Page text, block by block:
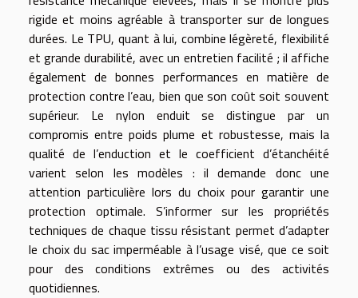
rigide et moins agréable à transporter sur de longues
durées. Le TPU, quant à lui, combine légèreté, flexibilité
et grande durabilité, avec un entretien facilité ; il affiche
également de bonnes performances en matière de
protection contre l’eau, bien que son coût soit souvent
supérieur. Le nylon enduit se distingue par un
compromis entre poids plume et robustesse, mais la
qualité de l’enduction et le coefficient d’étanchéité
varient selon les modèles : il demande donc une
attention particulière lors du choix pour garantir une
protection optimale. S’informer sur les propriétés
techniques de chaque tissu résistant permet d’adapter
le choix du sac imperméable à l’usage visé, que ce soit
pour des conditions extrêmes ou des activités
quotidiennes.